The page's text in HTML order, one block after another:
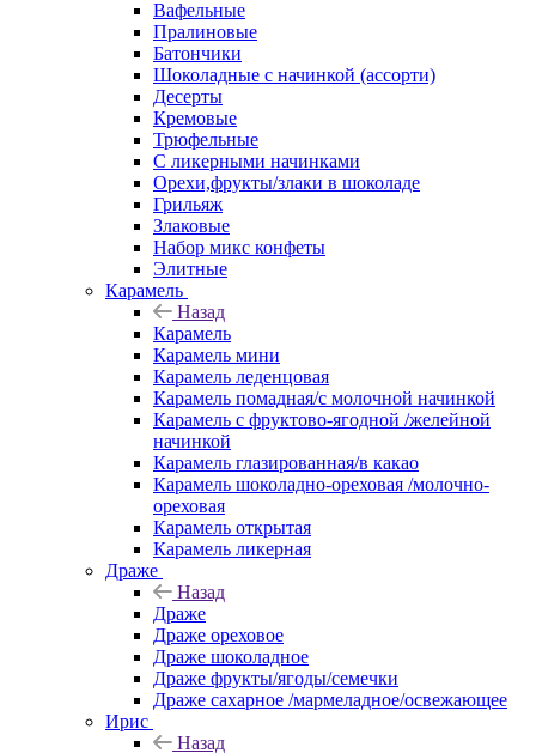
Вафельные
Пралиновые
Батончики
Шоколадные с начинкой (ассорти)
Десерты
Кремовые
Трюфельные
С ликерными начинками
Орехи,фрукты/злаки в шоколаде
Грильяж
Злаковые
Набор микс конфеты
Элитные
Карамель
Назад
Карамель
Карамель мини
Карамель леденцовая
Карамель помадная/с молочной начинкой
Карамель с фруктово-ягодной /желейной
начинкой
Карамель глазированная/в какао
Карамель шоколадно-ореховая /молочно-
ореховая
Карамель открытая
Карамель ликерная
Драже
Назад
Драже
Драже ореховое
Драже шоколадное
Драже фрукты/ягоды/семечки
Драже сахарное /мармеладное/освежающее
Ирис
Назад